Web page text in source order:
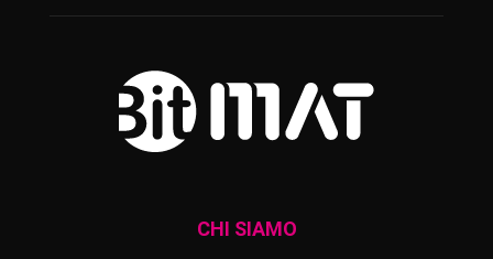
CHI SIAMO